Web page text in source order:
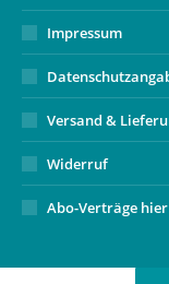
Impressum
Versand &
Widerruf
Abo-Verträge